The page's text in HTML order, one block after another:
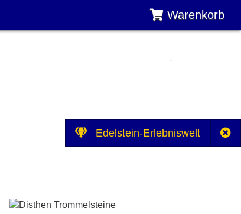
Edelstein-Erlebniswelt
Warenkorb